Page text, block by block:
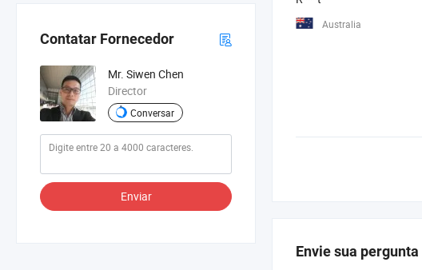
Contatar Fornecedor
Mr. Siwen Chen
Director
Conversar
Enviar
Australia
Envie sua